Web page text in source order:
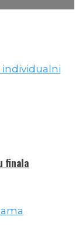
finala